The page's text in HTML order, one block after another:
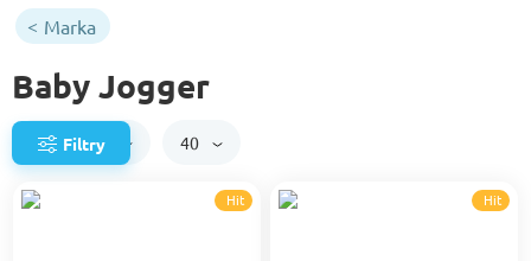
Marka
Baby Jogger
Filtry
Domyślnie 40
Hit Hit